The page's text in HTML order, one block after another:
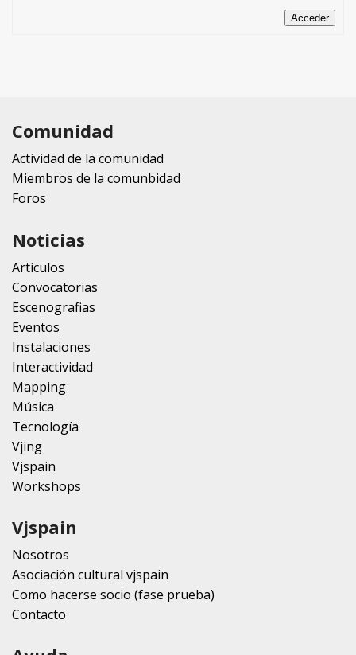
Acceder
Comunidad
Actividad de la comunidad
Miembros de la comunbidad
Foros
Noticias
Artículos
Convocatorias
Escenografias
Eventos
Instalaciones
Interactividad
Mapping
Música
Tecnología
Vjing
Vjspain
Workshops
Vjspain
Nosotros
Asociación cultural vjspain
Como hacerse socio (fase prueba)
Contacto